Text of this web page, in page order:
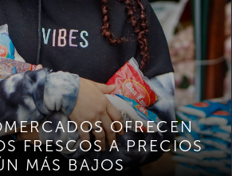
OFRECEN
FRESCOS A PRECIOS
MÁS BAJOS